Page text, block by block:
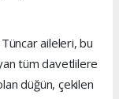
aileleri, bu
tüm davetlilere
düğün, çekilen